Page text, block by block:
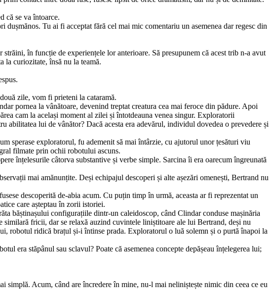
că se va întoarce.
Tu ai fi acceptat fără cel mai mic comentariu un asemenea dar re­gesc din
în funcție de experiențele lor anterioare. Să presupunem că acest trib n-a avut
la curiozitate, însă nu la teamă.
zile, vom fi prieteni la cataramă.
pornea la vânătoare, devenind treptat creatura cea mai feroce din pădure. Apoi
cam la același moment al zilei și întotdeauna venea singur. Explo­ratorii
abilitatea lui de vânător? Dacă acesta era adevărul, individul dovedea o prevedere și
sperase exploratorul, fu ademenit să mai întârzie, cu ajutorul unor țesături viu
filmate prin ochii robotului ascuns.
înțelesurile câtorva substantive și verbe simple. Sarcina îi era oare­cum îngreunată
mai amănunțite. Deși echipajul descoperi și alte așezări omenești, Bertrand nu
descoperită de-abia acum. Cu puțin timp în urmă, aceasta ar fi re­prezentat un
care așteptau în zorii istoriei.
băștinașului configurațiile dintr-un caleidoscop, când Clindar con­duse mașinăria
similară fricii, dar se relaxă auzind cuvintele liniștitoare ale lui Bertrand, deși nu
robotul ridică brațul și-i întinse prada. Exploratorul o luă solemn și o purtă înapoi la
era stăpânul sau sclavul? Poate că asemenea concepte depășeau înțelegerea lui;
Acum, când are încredere în mine, nu-l mai neliniștește nimic din ceea ce eu